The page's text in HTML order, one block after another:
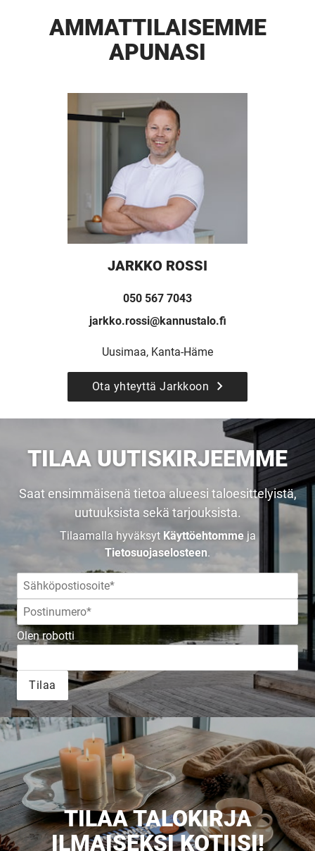
AMMATTI­LAISEMME
APUNASI
JARKKO ROSSI
050 567 7043
jarkko.rossi@kannustalo.fi
Uusimaa, Kanta-Häme
Ota yhteyttä Jarkkoon
TILAA UUTISKIRJEEMME
Saat ensimmäisenä tietoa alueesi taloesittelyistä,
uutuuksista sekä tarjouksista.
Tilaamalla hyväksyt Käyttöehtommeja
Tietosuojaselosteen.
Olen robotti
Tilaa
TILAA TALOKIRJA
ILMAISEKSI KOTIISI!
UUSI
UNELMISTA
KODIKSI-
TALOKIRJA ON
JULKAISTU
Upea yli 200-sivuinen talokirja!
Tilaa esite